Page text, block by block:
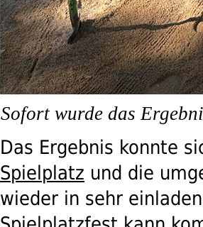
Sofort wurde das
Das Ergebnis konnte
Spielplatz und die
wieder in sehr